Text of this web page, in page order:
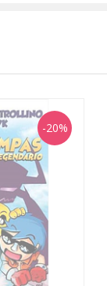
-20%